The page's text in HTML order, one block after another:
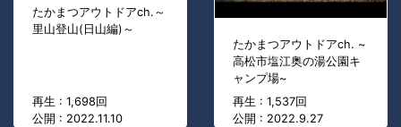
たかまつアウトドアch.～
里山登山(日山編)～
再生 : 1,698回
公開 : 2022.11.10
たかまつアウトドアch. ~
高松市塩江奥の湯公園キ
ャンプ場~
再生 : 1,537回
公開 : 2022.9.27